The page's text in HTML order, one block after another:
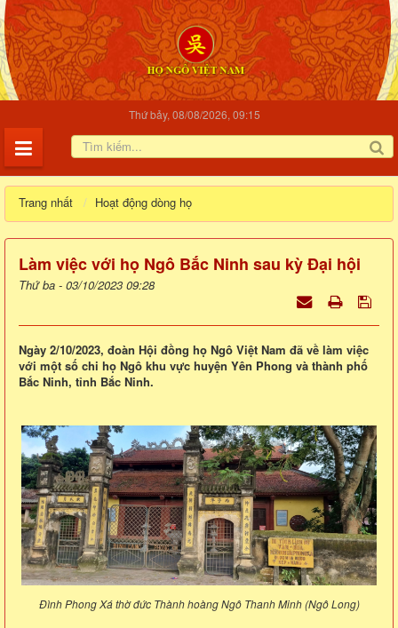
Thứ bảy, 08/08/2026, 09:15
Trang nhất Hoạt động dòng họ
Làm việc với họ Ngô Bắc Ninh sau kỳ Đại hội
Thứ ba - 03/10/2023 09:28
Ngày 2/10/2023, đoàn Hội đồng họ Ngô Việt Nam đã về làm việc
với một số chi họ Ngô khu vực huyện Yên Phong và thành phố
Bắc Ninh, tỉnh Bắc Ninh.
Đình Phong Xá thờ đức Thành hoàng Ngô Thanh Minh (Ngô Long)